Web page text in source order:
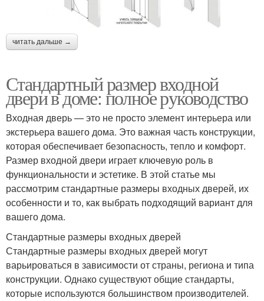
читать дальше →
Стандартный размер входной
двери в доме: полное руководство
Входная дверь — это не просто элемент интерьера или
экстерьера вашего дома. Это важная часть конструкции,
которая обеспечивает безопасность, тепло и комфорт.
Размер входной двери играет ключевую роль в
функциональности и эстетике. В этой статье мы
рассмотрим стандартные размеры входных дверей, их
особенности и то, как выбрать подходящий вариант для
вашего дома.
Стандартные размеры входных дверей
Стандартные размеры входных дверей могут
варьироваться в зависимости от страны, региона и типа
конструкции. Однако существуют общие стандарты,
которые используются большинством производителей.